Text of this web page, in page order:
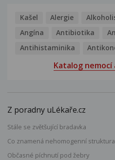
Kašel Alergie
Angína
Antibiotika
Antihistaminika
Katalog
Z poradny uLékaře.cz
Stále se zvětšující bradavka
Co znamená nehomogenní
Občasné píchnutí pod žebry